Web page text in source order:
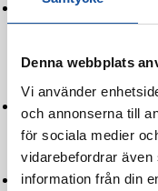
Denna webbplats
Vi använder
och annonserna till
för sociala medier
vidarebefordrar även
information från din
Erfarenhet
–
Enköping.
Pålitliga och
håller alltid vad vi
Fasta priser och